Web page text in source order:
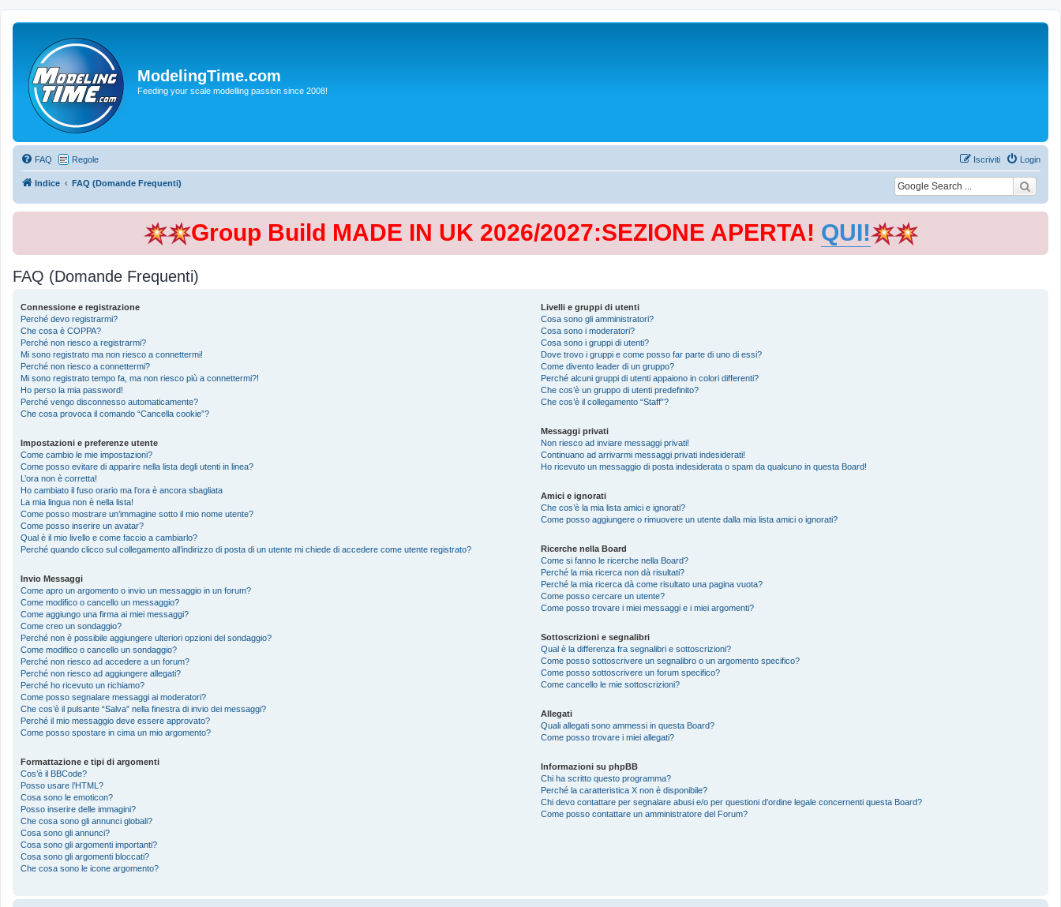
ModelingTime.com
Feeding your scale modelling passion since 2008!
FAQ Regole Login
Iscriviti
Indice FAQ (Domande Frequenti)
Group Build MADE IN UK 2026/2027:SEZIONE APERTA! QUI!
FAQ (Domande Frequenti)
Connessione e registrazione
Perché devo registrarmi?
Che cosa è COPPA?
Perché non riesco a registrarmi?
Mi sono registrato ma non riesco a connettermi!
Perché non riesco a connettermi?
Mi sono registrato tempo fa, ma non riesco più a connettermi?!
Ho perso la mia password!
Perché vengo disconnesso automaticamente?
Che cosa provoca il comando “Cancella cookie”?
Impostazioni e preferenze utente
Come cambio le mie impostazioni?
Come posso evitare di apparire nella lista degli utenti in linea?
L’ora non è corretta!
Ho cambiato il fuso orario ma l’ora è ancora sbagliata
La mia lingua non è nella lista!
Come posso mostrare un’immagine sotto il mio nome utente?
Come posso inserire un avatar?
Qual è il mio livello e come faccio a cambiarlo?
Perché quando clicco sul collegamento all’indirizzo di posta di un utente mi chiede di accedere come utente registrato?
Invio Messaggi
Come apro un argomento o invio un messaggio in un forum?
Come modifico o cancello un messaggio?
Come aggiungo una firma ai miei messaggi?
Come creo un sondaggio?
Perché non è possibile aggiungere ulteriori opzioni del sondaggio?
Come modifico o cancello un sondaggio?
Perché non riesco ad accedere a un forum?
Perché non riesco ad aggiungere allegati?
Perché ho ricevuto un richiamo?
Come posso segnalare messaggi ai moderatori?
Che cos’è il pulsante “Salva” nella finestra di invio dei messaggi?
Perché il mio messaggio deve essere approvato?
Come posso spostare in cima un mio argomento?
Formattazione e tipi di argomenti
Cos’è il BBCode?
Posso usare l’HTML?
Cosa sono le emoticon?
Posso inserire delle immagini?
Che cosa sono gli annunci globali?
Cosa sono gli annunci?
Cosa sono gli argomenti importanti?
Cosa sono gli argomenti bloccati?
Che cosa sono le icone argomento?
Livelli e gruppi di utenti
Cosa sono gli amministratori?
Cosa sono i moderatori?
Cosa sono i gruppi di utenti?
Dove trovo i gruppi e come posso far parte di uno di essi?
Come divento leader di un gruppo?
Perché alcuni gruppi di utenti appaiono in colori differenti?
Che cos’è un gruppo di utenti predefinito?
Che cos’è il collegamento “Staff”?
Messaggi privati
Non riesco ad inviare messaggi privati!
Continuano ad arrivarmi messaggi privati indesiderati!
Ho ricevuto un messaggio di posta indesiderata o spam da qualcuno in questa Board!
Amici e ignorati
Che cos’è la mia lista amici e ignorati?
Come posso aggiungere o rimuovere un utente dalla mia lista amici o ignorati?
Ricerche nella Board
Come si fanno le ricerche nella Board?
Perché la mia ricerca non dà risultati?
Perché la mia ricerca dà come risultato una pagina vuota?
Come posso cercare un utente?
Come posso trovare i miei messaggi e i miei argomenti?
Sottoscrizioni e segnalibri
Qual è la differenza fra segnalibri e sottoscrizioni?
Come posso sottoscrivere un segnalibro o un argomento specifico?
Come posso sottoscrivere un forum specifico?
Come cancello le mie sottoscrizioni?
Allegati
Quali allegati sono ammessi in questa Board?
Come posso trovare i miei allegati?
Informazioni su phpBB
Chi ha scritto questo programma?
Perché la caratteristica X non è disponibile?
Chi devo contattare per segnalare abusi e/o per questioni d’ordine legale concernenti questa Board?
Come posso contattare un amministratore del Forum?